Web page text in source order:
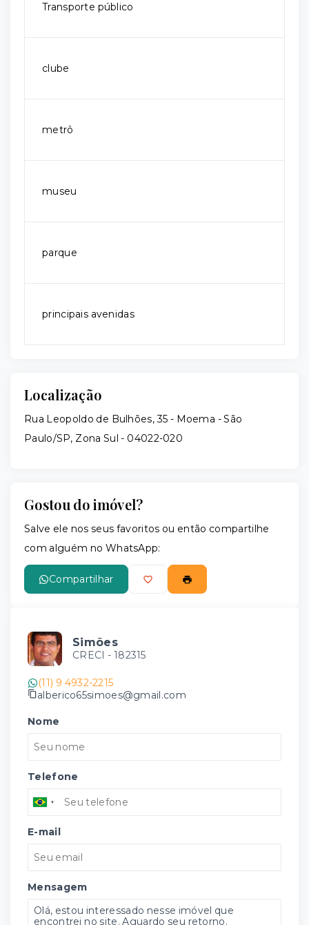
Transporte público
clube
metrô
museu
parque
principais avenidas
Localização
Rua Leopoldo de Bulhões, 35 - Moema - São
Paulo/SP, Zona Sul - 04022-020
Gostou do imóvel?
Salve ele nos seus favoritos ou então compartilhe
com alguém no WhatsApp:
Compartilhar
Simões
CRECI - 182315
(11) 9 4932-2215
alberico65simoes@gmail.com
Nome
Telefone
E-mail
Mensagem